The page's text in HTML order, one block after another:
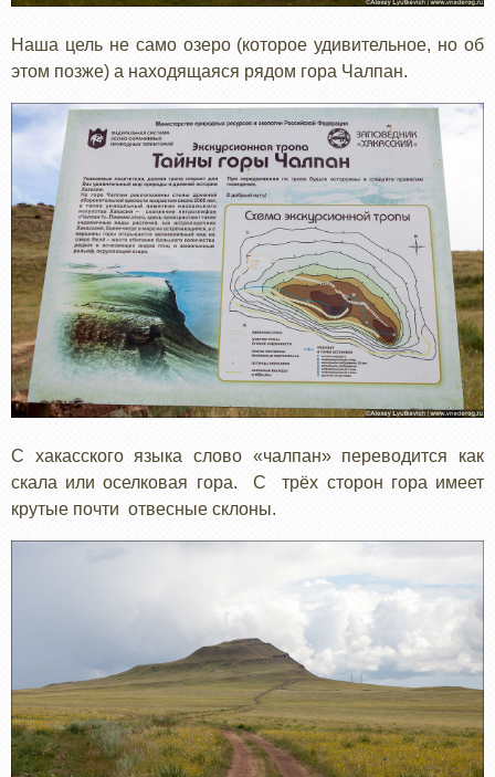
Наша цель не само озеро (которое удивительное, но об
этом позже) а находящаяся рядом гора Чалпан.
С хакасского языка слово «чалпан» переводится как
скала или оселковая гора. С трёх сторон гора имеет
крутые почти отвесные склоны.